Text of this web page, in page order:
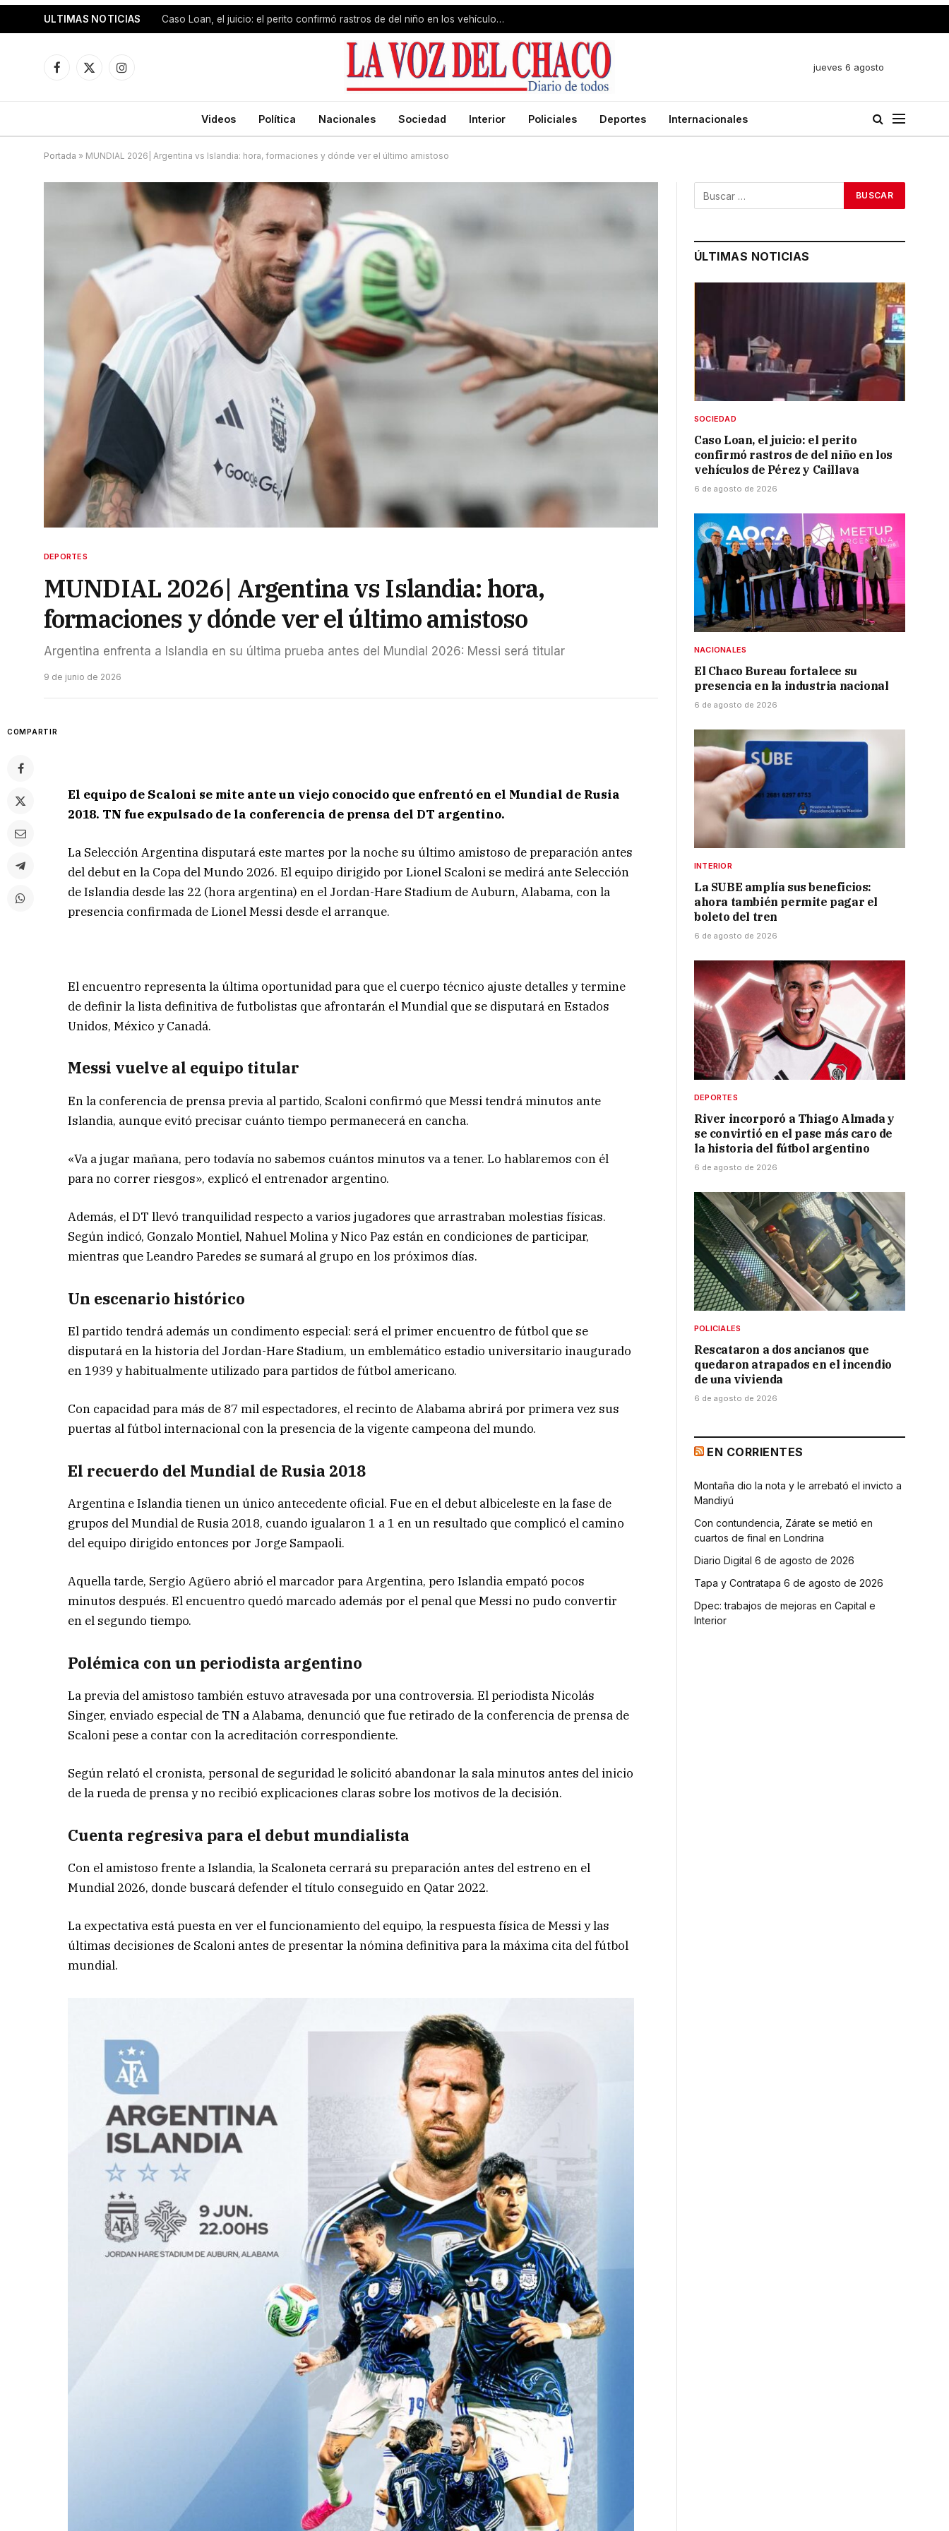
ULTIMAS NOTICIAS Caso Loan, el juicio: el perito confirmó rastros de del niño en los vehículos de Pérez y Caillava
Facebook
X
Instagram
jueves 6 agosto
Videos Política Nacionales Sociedad Interior Policiales Deportes Internacionales
Portada » MUNDIAL 2026| Argentina vs Islandia: hora, formaciones y dónde ver el último amistoso
DEPORTES
MUNDIAL 2026| Argentina vs Islandia: hora,
formaciones y dónde ver el último amistoso
Argentina enfrenta a Islandia en su última prueba antes del Mundial 2026: Messi será titular
9 de junio de 2026
COMPARTIR
El equipo de Scaloni se mite ante un viejo conocido que enfrentó en el Mundial de Rusia
2018. TN fue expulsado de la conferencia de prensa del DT argentino.
La Selección Argentina disputará este martes por la noche su último amistoso de preparación antes
del debut en la Copa del Mundo 2026. El equipo dirigido por Lionel Scaloni se medirá ante Selección
de Islandia desde las 22 (hora argentina) en el Jordan-Hare Stadium de Auburn, Alabama, con la
presencia confirmada de Lionel Messi desde el arranque.
El encuentro representa la última oportunidad para que el cuerpo técnico ajuste detalles y termine
de definir la lista definitiva de futbolistas que afrontarán el Mundial que se disputará en Estados
Unidos, México y Canadá.
Messi vuelve al equipo titular
En la conferencia de prensa previa al partido, Scaloni confirmó que Messi tendrá minutos ante
Islandia, aunque evitó precisar cuánto tiempo permanecerá en cancha.
«Va a jugar mañana, pero todavía no sabemos cuántos minutos va a tener. Lo hablaremos con él
para no correr riesgos», explicó el entrenador argentino.
Además, el DT llevó tranquilidad respecto a varios jugadores que arrastraban molestias físicas.
Según indicó, Gonzalo Montiel, Nahuel Molina y Nico Paz están en condiciones de participar,
mientras que Leandro Paredes se sumará al grupo en los próximos días.
Un escenario histórico
El partido tendrá además un condimento especial: será el primer encuentro de fútbol que se
disputará en la historia del Jordan-Hare Stadium, un emblemático estadio universitario inaugurado
en 1939 y habitualmente utilizado para partidos de fútbol americano.
Con capacidad para más de 87 mil espectadores, el recinto de Alabama abrirá por primera vez sus
puertas al fútbol internacional con la presencia de la vigente campeona del mundo.
El recuerdo del Mundial de Rusia 2018
Argentina e Islandia tienen un único antecedente oficial. Fue en el debut albiceleste en la fase de
grupos del Mundial de Rusia 2018, cuando igualaron 1 a 1 en un resultado que complicó el camino
del equipo dirigido entonces por Jorge Sampaoli.
Aquella tarde, Sergio Agüero abrió el marcador para Argentina, pero Islandia empató pocos
minutos después. El encuentro quedó marcado además por el penal que Messi no pudo convertir
en el segundo tiempo.
Polémica con un periodista argentino
La previa del amistoso también estuvo atravesada por una controversia. El periodista Nicolás
Singer, enviado especial de TN a Alabama, denunció que fue retirado de la conferencia de prensa de
Scaloni pese a contar con la acreditación correspondiente.
Según relató el cronista, personal de seguridad le solicitó abandonar la sala minutos antes del inicio
de la rueda de prensa y no recibió explicaciones claras sobre los motivos de la decisión.
Cuenta regresiva para el debut mundialista
Con el amistoso frente a Islandia, la Scaloneta cerrará su preparación antes del estreno en el
Mundial 2026, donde buscará defender el título conseguido en Qatar 2022.
La expectativa está puesta en ver el funcionamiento del equipo, la respuesta física de Messi y las
últimas decisiones de Scaloni antes de presentar la nómina definitiva para la máxima cita del fútbol
mundial.
ÚLTIMAS NOTICIAS
SOCIEDAD
Caso Loan, el juicio: el perito
confirmó rastros de del niño en los
vehículos de Pérez y Caillava
6 de agosto de 2026
NACIONALES
El Chaco Bureau fortalece su
presencia en la industria nacional
6 de agosto de 2026
INTERIOR
La SUBE amplía sus beneficios:
ahora también permite pagar el
boleto del tren
6 de agosto de 2026
DEPORTES
River incorporó a Thiago Almada y
se convirtió en el pase más caro de
la historia del fútbol argentino
6 de agosto de 2026
POLICIALES
Rescataron a dos ancianos que
quedaron atrapados en el incendio
de una vivienda
6 de agosto de 2026
EN CORRIENTES
Montaña dio la nota y le arrebató el invicto a
Mandiyú
Con contundencia, Zárate se metió en
cuartos de final en Londrina
Diario Digital 6 de agosto de 2026
Tapa y Contratapa 6 de agosto de 2026
Dpec: trabajos de mejoras en Capital e
Interior